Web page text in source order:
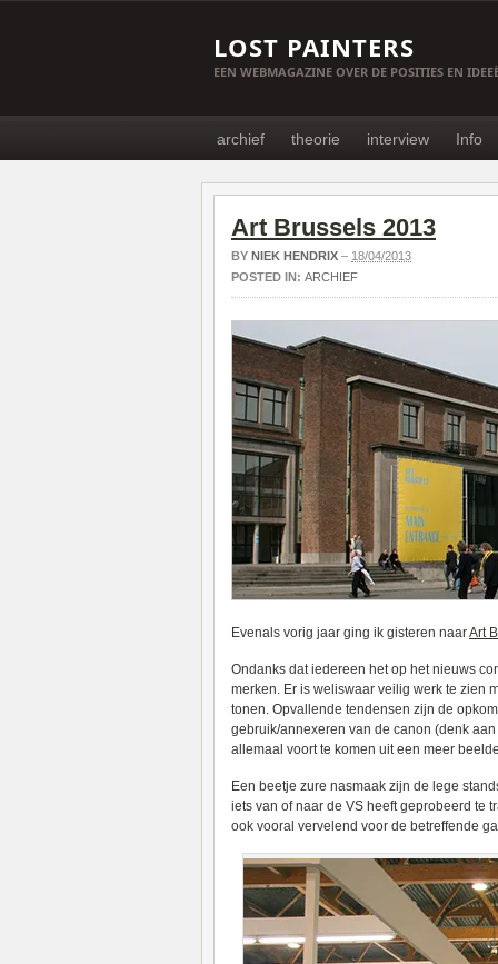
LOST PAINTERS
EEN WEBMAGAZINE OVER DE POSITIES EN
archief theorie interview Info
Art Brussels 2013
BY NIEK HENDRIX – 18/04/2013
POSTED IN: ARCHIEF
Evenals vorig jaar ging ik gisteren naarArt
Ondanks dat iedereen het op het nieuws
merken. Er is weliswaar veilig werk te zien
tonen. Opvallende tendensen zijn de
gebruik/annexeren van de canon (denk
allemaal voort te komen uit een meer
Een beetje zure nasmaak zijn de lege
iets van of naar de VS heeft geprobeerd te
ook vooral vervelend voor de betreffende